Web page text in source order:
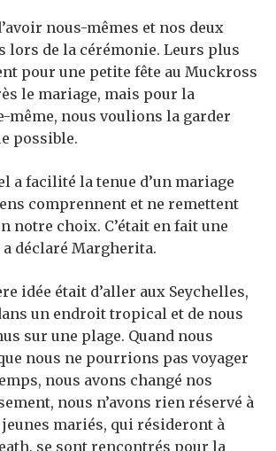
nous-mêmes et nos deux
lors de la cérémonie. Leurs plus
pour une petite fête au Muckross
le mariage, mais pour la
même, nous voulions la garder
possible.
a facilité la tenue d’un mariage
comprennent et ne remettent
notre choix. C’était en fait une
déclaré Margherita.
idée était d’aller aux Seychelles,
un endroit tropical et de nous
sur une plage. Quand nous
nous ne pourrions pas voyager
nous avons changé nos
nous n’avons rien réservé à
jeunes mariés, qui résideront à
se sont rencontrés pour la